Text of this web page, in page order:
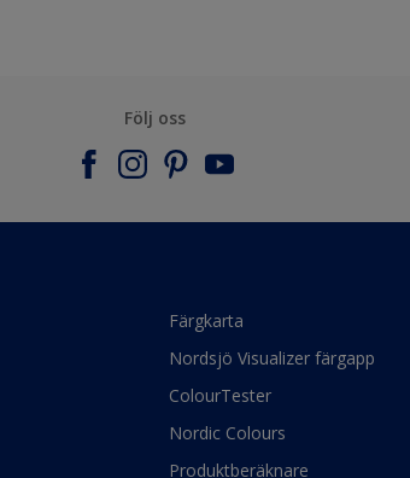
Följ oss
Färgkarta
Nordsjö Visualizer färgapp
ColourTester
Nordic Colours
Produktberäknare